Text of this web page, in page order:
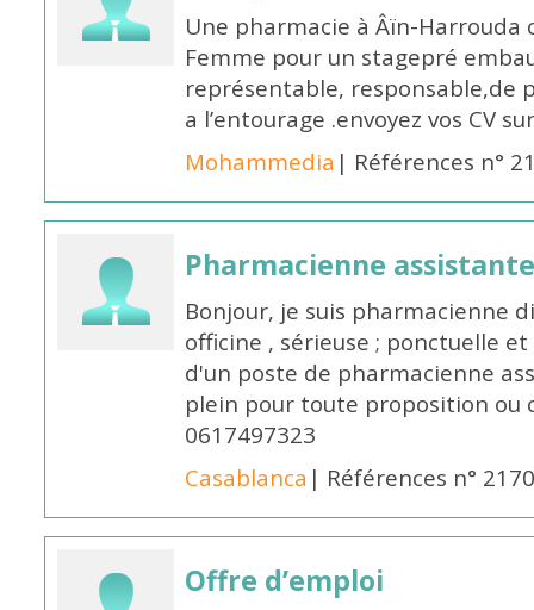
Une pharmacie à Âïn-Harrouda
Femme pour un stagepré
représentable,
a l’entourage .envoyez vos CV
Mohammedia | Références n°
Pharmacienne
Bonjour, je suis pharmacienne
officine , sérieuse ; ponctuelle
d'un poste de pharmacienne
plein pour toute proposition ou
0617497323
Casablanca | Références n°
Offre d’emploi